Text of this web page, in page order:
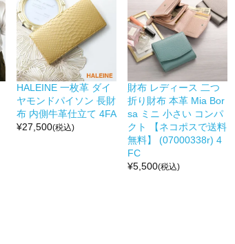
HALEINE 一枚革 ダイ
ヤモンドパイソン 長財
布 内側牛革仕立て 4FA
¥27,500(税込)
財布 レディース 二つ
折り財布 本革 Mia Bor
sa ミニ 小さい コンパ
クト 【ネコポスで送料
無料】 (07000338r) 4
FC
¥5,500(税込)